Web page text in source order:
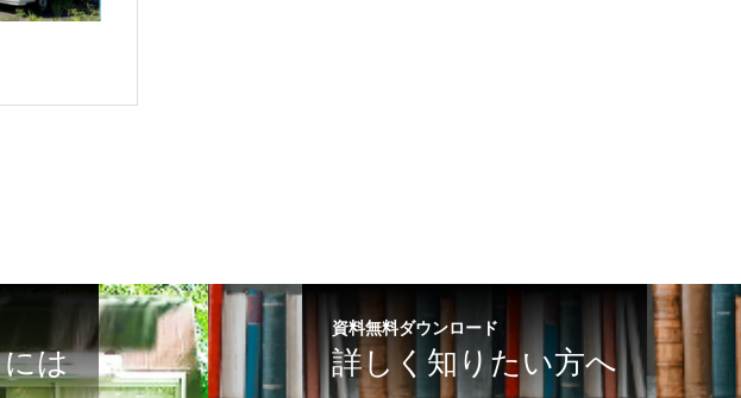
は
資料無料ダウンロード
詳しく知りたい方へ